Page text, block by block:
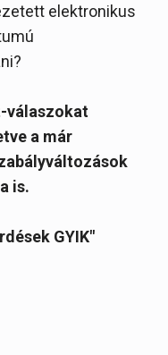
elektronikus
válaszokat
a már
is.
GYIK"